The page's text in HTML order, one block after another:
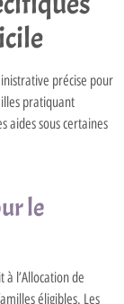
précise pour
pratiquant
aides sous certaines
le
à l’Allocation de
éligibles. Les